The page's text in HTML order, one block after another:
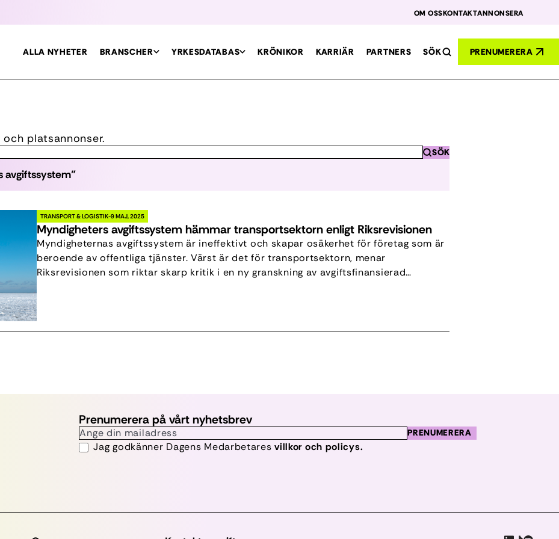
OM OSSKONTAKTANNONSERA
ALLA NYHETER BRANSCHER YRKESDATABAS KRÖNIKOR KARRIÄR PARTNERS SÖK PRENUMERERA
platsannonser.
SÖK
avgiftssystem"
TRANSPORT & LOGISTIK 9 MAJ, 2025
Myndigheters avgiftssystem hämmar transportsektorn enligt Riksrevisionen
Myndigheternas avgiftssystem är ineffektivt och skapar osäkerhet för företag som är
beroende av offentliga tjänster. Värst är det för transportsektorn, menar
Riksrevisionen som riktar skarp kritik i en ny granskning av avgiftsfinansierad
Prenumerera på vårt nyhetsbrev
PRENUMERERA
Jag godkänner Dagens Medarbetaresvillkor och policys.